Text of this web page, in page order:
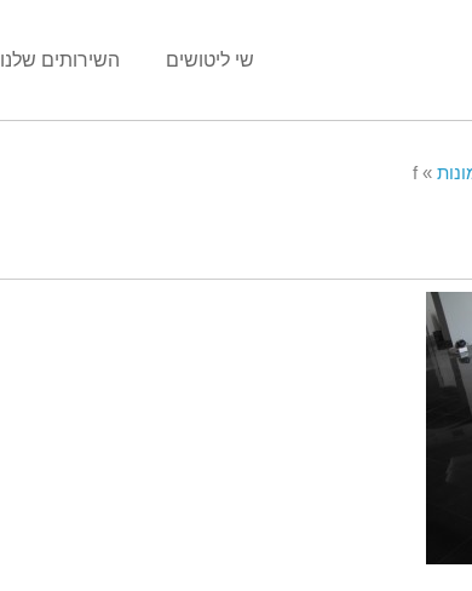
שי ליטושים השירותים שלנו
»
f